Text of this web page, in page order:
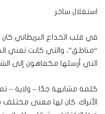
استغلال ساخر
في قلب الخداع البريطاني
“مناطق”، والتي كانت تعني
التي أرسلها مكماهون إلى
كلمة مشابهة جدًا – ولاية –
الأتراك. كان لها معنى مختلف